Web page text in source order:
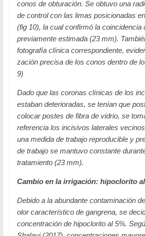
conos de obturación. Se obtuvo una
de control con las limas posicionadas
(fig 10), la cual confirmó la coincidencia
previamente estimada (23 mm).
fotografía clínica correspondiente,
zación precisa de los conos dentro de
9)
Dado que las coronas clínicas de los
estaban deterioradas, se tenían que
colocar postes de fibra de vidrio, se
referencia los incisivos laterales
una medida de trabajo reproducible y
de trabajo se mantuvo constante
tratamiento (23 mm).
Cambio en la irrigación: hipoclorito
Debido a la abundante contaminación
olor característico de gangrena, se
concentración de hipoclorito al 5%.